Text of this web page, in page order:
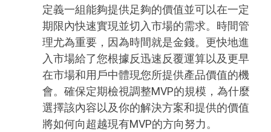
定義一組能夠提供足夠的價值並可以在一定
期限內快速實現並切入市場的需求。時間管
理尤為重要，因為時間就是金錢。更快地進
入市場給了您根據反迅速反覆運算以及更早
在市場和用戶中體現您所提供產品價值的機
會。確保定期檢視調整MVP的規模，為什麼
選擇該內容以及你的解決方案和提供的價值
將如何向超越現有MVP的方向努力。